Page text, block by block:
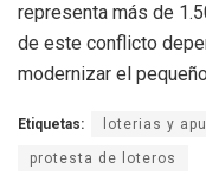
representa más de
de este conflicto
modernizar el
Etiquetas: loterias y
protesta de loteros